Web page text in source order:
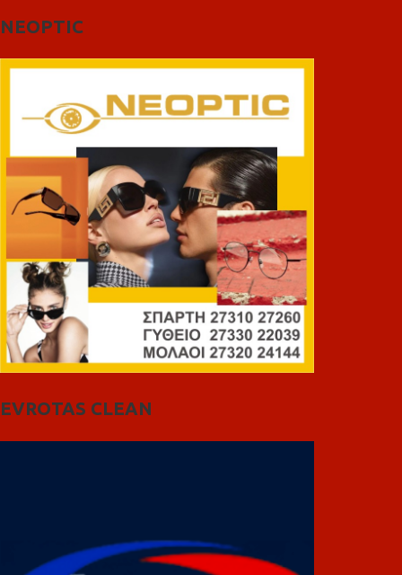
NEOPTIC
EVROTAS CLEAN